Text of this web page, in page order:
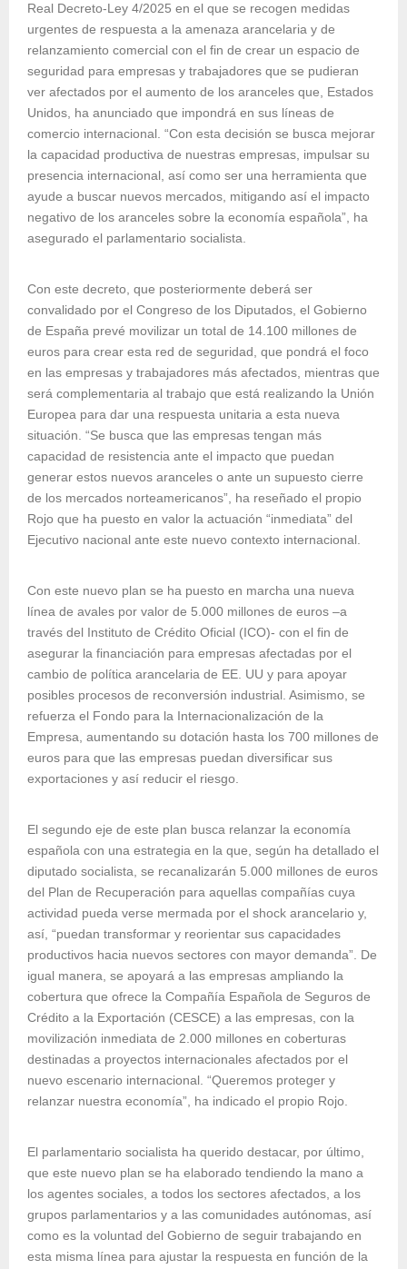
Real Decreto-Ley 4/2025 en el que se recogen medidas
urgentes de respuesta a la amenaza arancelaria y de
relanzamiento comercial con el fin de crear un espacio de
seguridad para empresas y trabajadores que se pudieran
ver afectados por el aumento de los aranceles que, Estados
Unidos, ha anunciado que impondrá en sus líneas de
comercio internacional. “Con esta decisión se busca mejorar
la capacidad productiva de nuestras empresas, impulsar su
presencia internacional, así como ser una herramienta que
ayude a buscar nuevos mercados, mitigando así el impacto
negativo de los aranceles sobre la economía española”, ha
asegurado el parlamentario socialista.
Con este decreto, que posteriormente deberá ser
convalidado por el Congreso de los Diputados, el Gobierno
de España prevé movilizar un total de 14.100 millones de
euros para crear esta red de seguridad, que pondrá el foco
en las empresas y trabajadores más afectados, mientras que
será complementaria al trabajo que está realizando la Unión
Europea para dar una respuesta unitaria a esta nueva
situación. “Se busca que las empresas tengan más
capacidad de resistencia ante el impacto que puedan
generar estos nuevos aranceles o ante un supuesto cierre
de los mercados norteamericanos”, ha reseñado el propio
Rojo que ha puesto en valor la actuación “inmediata” del
Ejecutivo nacional ante este nuevo contexto internacional.
Con este nuevo plan se ha puesto en marcha una nueva
línea de avales por valor de 5.000 millones de euros –a
través del Instituto de Crédito Oficial (ICO)- con el fin de
asegurar la financiación para empresas afectadas por el
cambio de política arancelaria de EE. UU y para apoyar
posibles procesos de reconversión industrial. Asimismo, se
refuerza el Fondo para la Internacionalización de la
Empresa, aumentando su dotación hasta los 700 millones de
euros para que las empresas puedan diversificar sus
exportaciones y así reducir el riesgo.
El segundo eje de este plan busca relanzar la economía
española con una estrategia en la que, según ha detallado el
diputado socialista, se recanalizarán 5.000 millones de euros
del Plan de Recuperación para aquellas compañías cuya
actividad pueda verse mermada por el shock arancelario y,
así, “puedan transformar y reorientar sus capacidades
productivos hacia nuevos sectores con mayor demanda”. De
igual manera, se apoyará a las empresas ampliando la
cobertura que ofrece la Compañía Española de Seguros de
Crédito a la Exportación (CESCE) a las empresas, con la
movilización inmediata de 2.000 millones en coberturas
destinadas a proyectos internacionales afectados por el
nuevo escenario internacional. “Queremos proteger y
relanzar nuestra economía”, ha indicado el propio Rojo.
El parlamentario socialista ha querido destacar, por último,
que este nuevo plan se ha elaborado tendiendo la mano a
los agentes sociales, a todos los sectores afectados, a los
grupos parlamentarios y a las comunidades autónomas, así
como es la voluntad del Gobierno de seguir trabajando en
esta misma línea para ajustar la respuesta en función de la